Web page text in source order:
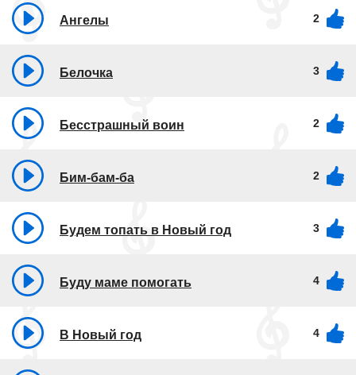
Ангелы 2
Белочка 3
Бесстрашный воин 2
Бим-бам-ба 2
Будем топать в Новый год 3
Буду маме помогать 4
В Новый год 4